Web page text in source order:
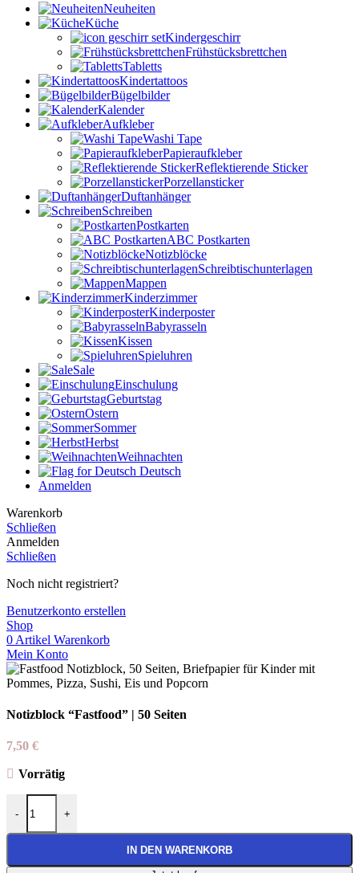
Neuheiten
Küche
Kindergeschirr
Frühstücksbrettchen
Tabletts
Kindertattoos
Bügelbilder
Kalender
Aufkleber
Washi Tape
Papieraufkleber
Reflektierende Sticker
Porzellansticker
Duftanhänger
Schreiben
Postkarten
ABC Postkarten
Notizblöcke
Schreibtischunterlagen
Mappen
Kinderzimmer
Kinderposter
Babyrasseln
Kissen
Spieluhren
Sale
Einschulung
Geburtstag
Ostern
Sommer
Herbst
Weihnachten
Deutsch
Anmelden
Warenkorb
Schließen
Anmelden
Schließen
Noch nicht registriert?
Benutzerkonto erstellen
Shop
0 Artikel Warenkorb
Mein Konto
Notizblock “Fastfood” | 50 Seiten
7,50 €
Vorrätig
-
Notizblock “Fastfood” | 50 Seiten Menge
+
IN DEN WARENKORB